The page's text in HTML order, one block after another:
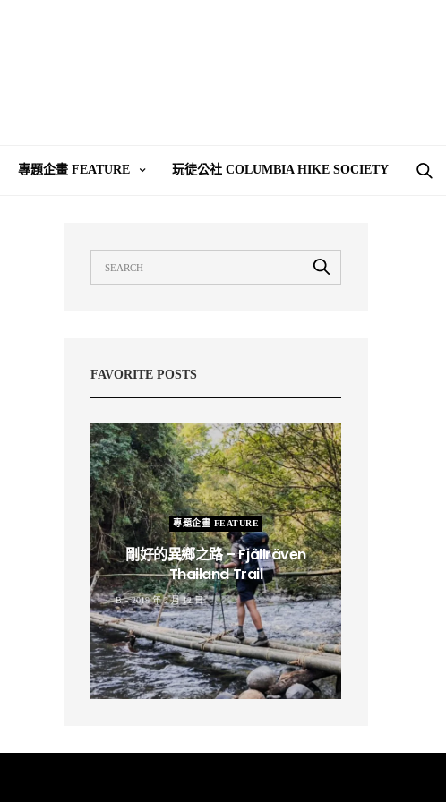
專題企畫 FEATURE 玩徒公社 COLUMBIA HIKE SOCIETY
FAVORITE POSTS
專題企畫 FEATURE
剛好的異鄉之路 – Fjällräven
Thailand Trail
B 2019 年 2 月 12 日